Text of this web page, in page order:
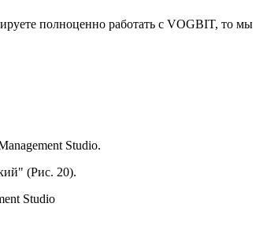
полноценно работать с VOGBIT, то мы
Studio.
(Рис. 20).
Studio